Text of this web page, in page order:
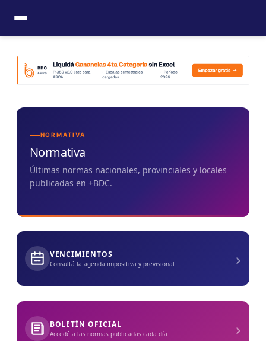
contenido
NORMATIVA
Normativa
Últimas normas nacionales, provinciales y locales
publicadas en +BDC.
VENCIMIENTOS
Consultá la agenda impositiva y previsional ›
BOLETÍN OFICIAL
Accedé a las normas publicadas cada día ›